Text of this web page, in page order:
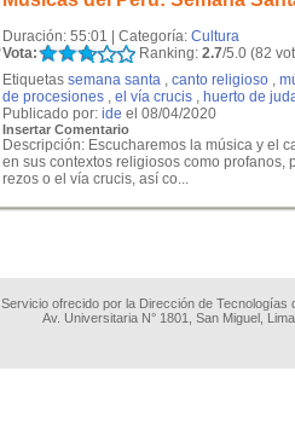
Duración: 55:01 | Categoría: Cultura
Vota:
Ranking: 2.7/5.0 (82
Etiquetas semana santa , canto religioso ,
de procesiones , el vía crucis , huerto de
Publicado por: ide el 08/04/2020
Insertar Comentario
Descripción: Escucharemos la música y el
en sus contextos religiosos como
rezos o el vía crucis, así co...
Servicio ofrecido por la Dirección de Tecnologías
Av. Universitaria N° 1801, San Miguel,